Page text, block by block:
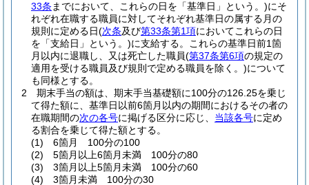
33条 までにおいて、これらの日を「基準日」という。)にそ
れぞれ在職する職員に対してそれぞれ基準日の属する月の
規則に定める日(次条及び第33条第1項においてこれらの日
を「支給日」という。)に支給する。
これらの基準日前1箇
月以内に退職し、又は死亡した職員(第37条第6項の規定の
適用を受ける職員及び規則で定める職員を除く。)について
も同様とする。
2
期末手当の額は、期末手当基礎額に100分の126.25を乗じ
て得た額に、基準日以前6箇月以内の期間におけるその者の
在職期間の次の各号に掲げる区分に応じ、 当該各号に定め
る割合を乗じて得た額とする。
(1)
6箇月 100分の100
(2)
5箇月以上6箇月未満 100分の80
(3)
3箇月以上5箇月未満 100分の60
(4)
3箇月未満 100分の30